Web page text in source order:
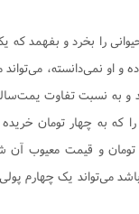
حيوانى را بخرد و بفهمد
او نمى‌دانسته، مى‌تواند
و به نسبت تفاوت
که به چهار تومان
و قيمت معيوب آن
مى‌تواند يک چهارم پولى